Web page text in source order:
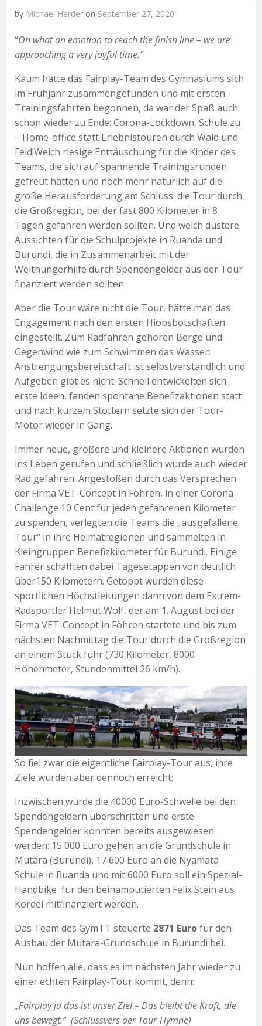
by Michael Herder on September 27, 2020
“Oh what an emotion to reach the finish line – we are
approaching a very joyful time.”
Kaum hatte das Fairplay-Team des Gymnasiums sich
im Frühjahr zusammengefunden und mit ersten
Trainingsfahrten begonnen, da war der Spaß auch
schon wieder zu Ende: Corona-Lockdown, Schule zu
– Home-office statt Erlebnistouren durch Wald und
Feld!Welch riesige Enttäuschung für die Kinder des
Teams, die sich auf spannende Trainingsrunden
gefreut hatten und noch mehr natürlich auf die
große Herausforderung am Schluss: die Tour durch
die Großregion, bei der fast 800 Kilometer in 8
Tagen gefahren werden sollten. Und welch düstere
Aussichten für die Schulprojekte in Ruanda und
Burundi, die in Zusammenarbeit mit der
Welthungerhilfe durch Spendengelder aus der Tour
finanziert werden sollten.
Aber die Tour wäre nicht die Tour, hätte man das
Engagement nach den ersten Hiobsbotschaften
eingestellt. Zum Radfahren gehören Berge und
Gegenwind wie zum Schwimmen das Wasser:
Anstrengungsbereitschaft ist selbstverständlich und
Aufgeben gibt es nicht. Schnell entwickelten sich
erste Ideen, fanden spontane Benefizaktionen statt
und nach kurzem Stottern setzte sich der Tour-
Motor wieder in Gang.
Immer neue, größere und kleinere Aktionen wurden
ins Leben gerufen und schließlich wurde auch wieder
Rad gefahren: Angestoßen durch das Versprechen
der Firma VET-Concept in Föhren, in einer Corona-
Challenge 10 Cent für jeden gefahrenen Kilometer
zu spenden, verlegten die Teams die „ausgefallene
Tour“ in ihre Heimatregionen und sammelten in
Kleingruppen Benefizkilometer für Burundi. Einige
Fahrer schafften dabei Tagesetappen von deutlich
über150 Kilometern. Getoppt wurden diese
sportlichen Höchstleitungen dann von dem Extrem-
Radsportler Helmut Wolf, der am 1. August bei der
Firma VET-Concept in Föhren startete und bis zum
nächsten Nachmittag die Tour durch die Großregion
an einem Stück fuhr (730 Kilometer, 8000
Höhenmeter, Stundenmittel 26 km/h).
So fiel zwar die eigentliche Fairplay-Tour aus, ihre
Ziele wurden aber dennoch erreicht:
Inzwischen wurde die 40000 Euro-Schwelle bei den
Spendengeldern überschritten und erste
Spendengelder konnten bereits ausgewiesen
werden: 15 000 Euro gehen an die Grundschule in
Mutara (Burundi), 17 600 Euro an die Nyamata
Schule in Ruanda und mit 6000 Euro soll ein Spezial-
Handbike für den beinamputierten Felix Stein aus
Kordel mitfinanziert werden.
Das Team des GymTT steuerte 2871 Eurofür den
Ausbau der Mutara-Grundschule in Burundi bei.
Nun hoffen alle, dass es im nächsten Jahr wieder zu
einer echten Fairplay-Tour kommt, denn:
„Fairplay ja das ist unser Ziel – Das bleibt die Kraft, die
uns bewegt.“ (Schlussvers der Tour-Hymne)